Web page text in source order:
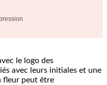
le logo des
avec leurs initiales et une
fleur peut être